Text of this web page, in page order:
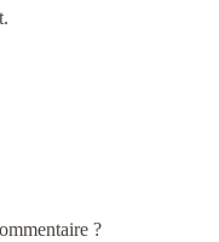
?